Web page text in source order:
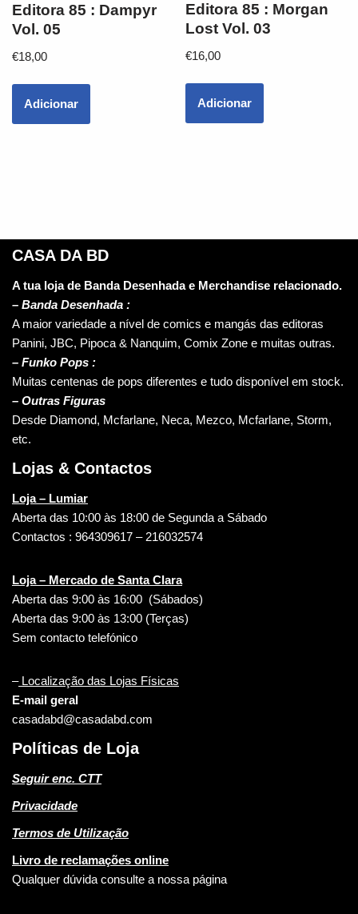
Editora 85 : Dampyr
Vol. 05
€18,00
Adicionar
Editora 85 : Morgan
Lost Vol. 03
€16,00
Adicionar
CASA DA BD
A tua loja de Banda Desenhada e Merchandise relacionado.
– Banda Desenhada :
A maior variedade a nível de comics e mangás das editoras
Panini, JBC, Pipoca & Nanquim, Comix Zone e muitas outras.
– Funko Pops :
Muitas centenas de pops diferentes e tudo disponível em stock.
– Outras Figuras
Desde Diamond, Mcfarlane, Neca, Mezco, Mcfarlane, Storm,
etc.
Lojas & Contactos
Loja – Lumiar
Aberta das 10:00 às 18:00 de Segunda a Sábado
Contactos : 964309617 – 216032574
Loja – Mercado de Santa Clara
Aberta das 9:00 às 16:00 (Sábados)
Aberta das 9:00 às 13:00 (Terças)
Sem contacto telefónico
–Localização das Lojas Físicas
E-mail geral
casadabd@casadabd.com
Políticas de Loja
Seguir enc. CTT
Privacidade
Termos de Utilização
Livro de reclamações online
Qualquer dúvida consulte a nossa página